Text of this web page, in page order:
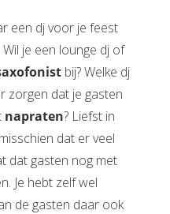
een dj voor je feest
je een lounge dj of
bij? Welke dj
zorgen dat je gasten
napraten? Liefst in
dat er veel
dat gasten nog met
Je hebt zelf wel
de gasten daar ook